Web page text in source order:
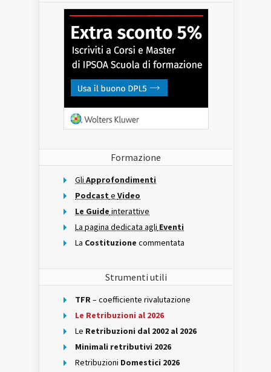
Formazione
Gli Approfondimenti
Podcast e Video
Le Guide interattive
La pagina dedicata agli Eventi
La Costituzione commentata
Strumenti utili
TFR– coefficiente rivalutazione
Le Retribuzioni al 2026
Le Retribuzioni dal 2002 al 2026
Minimali retributivi 2026
Retribuzioni Domestici 2026